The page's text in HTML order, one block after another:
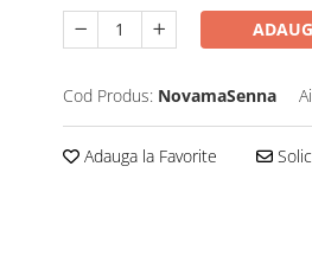
Cod Produs: NovamaSenna
Adauga la Favorite